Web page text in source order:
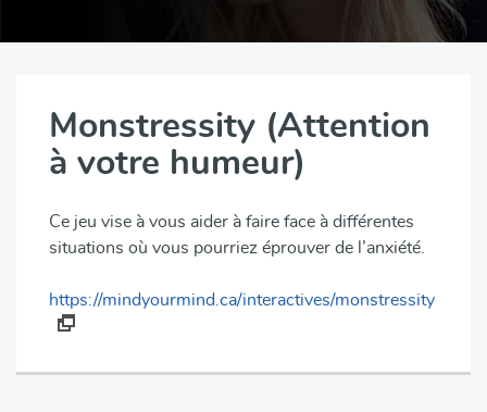
Monstressity (Attention
à votre humeur)
Ce jeu vise à vous aider à faire face à différentes
situations où vous pourriez éprouver de l’anxiété.
https://mindyourmind.ca/interactives/monstressity